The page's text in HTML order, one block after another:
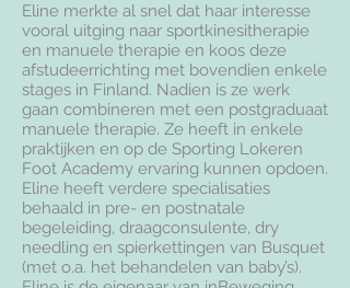
Eline merkte al snel dat haar interesse
vooral uitging naar sportkinesitherapie
en manuele therapie en koos deze
afstudeerrichting met bovendien enkele
stages in Finland. Nadien is ze werk
gaan combineren met een postgraduaat
manuele therapie. Ze heeft in enkele
praktijken en op de Sporting Lokeren
Foot Academy ervaring kunnen opdoen.
Eline heeft verdere specialisaties
behaald in pre- en postnatale
begeleiding, draagconsulente, dry
needling en spierkettingen van Busquet
(met o.a. het behandelen van baby’s).